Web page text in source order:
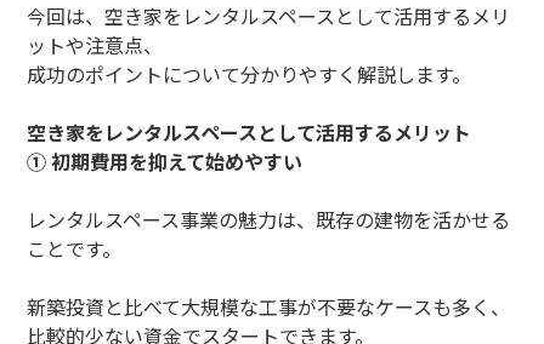
今回は、空き家をレンタルスペースとして活用するメリ
ットや注意点、
成功のポイントについて分かりやすく解説します。
空き家をレンタルスペースとして活用するメリット
① 初期費用を抑えて始めやすい
レンタルスペース事業の魅力は、既存の建物を活かせる
ことです。
新築投資と比べて大規模な工事が不要なケースも多く、
比較的少ない資金でスタートできます。